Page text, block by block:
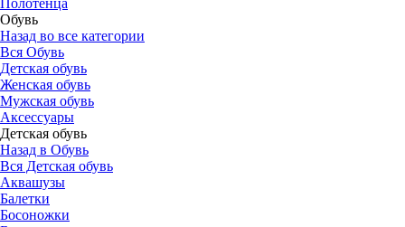
Полотенца
Обувь
Назад во все категории
Вся Обувь
Детская обувь
Женская обувь
Мужская обувь
Аксессуары
Детская обувь
Назад в Обувь
Вся Детская обувь
Аквашузы
Балетки
Босоножки